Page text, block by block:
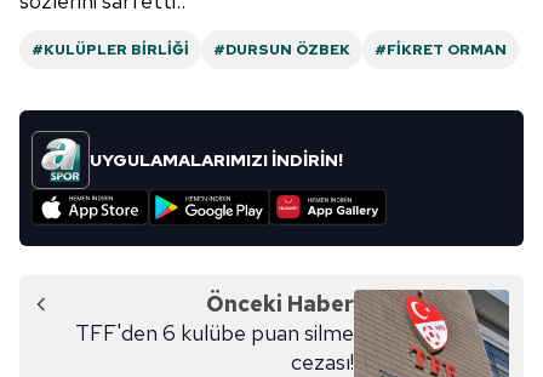
#KULÜPLER BIRLIĞI #DURSUN ÖZBEK #FIKRET ORMAN
UYGULAMALARIMIZI İNDİRİN!
Önceki Haber
TFF'den 6 kulübe puan silme
cezası!